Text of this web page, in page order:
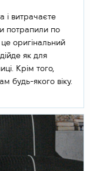
і витрачаєте
потрапили по
оригінальний
як для
Крім того,
будь-якого віку.